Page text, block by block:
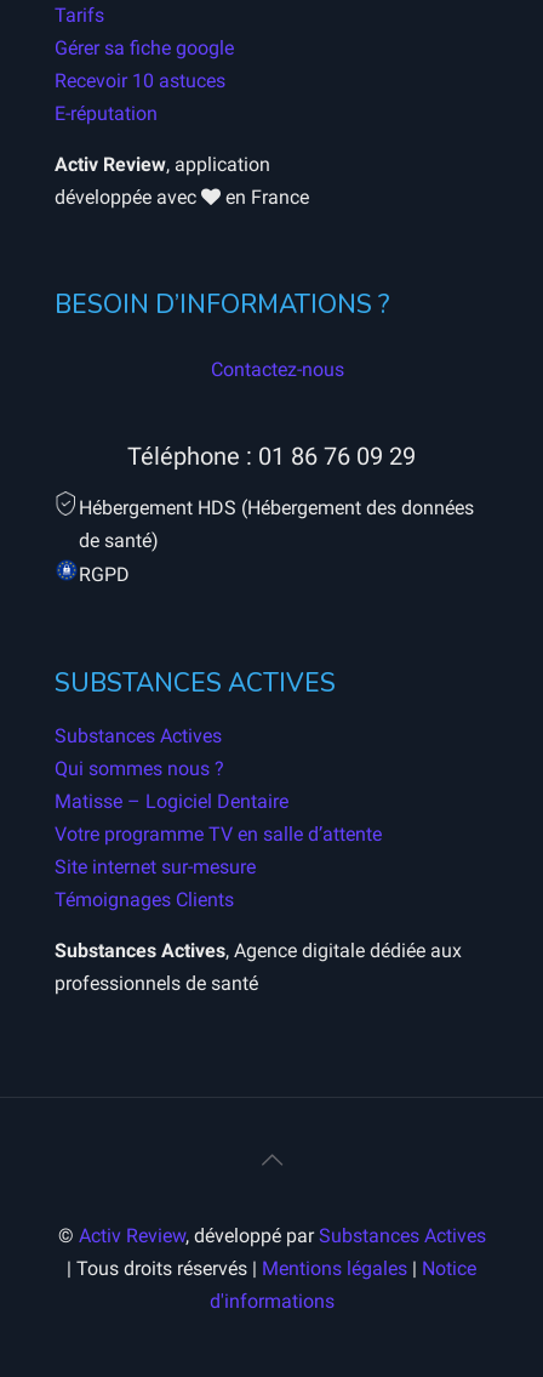
Tarifs
Gérer sa fiche google
Recevoir 10 astuces
E-réputation
Activ Review, application
développée avec
en France
BESOIN D’INFORMATIONS ?
Contactez-nous
Téléphone : 01 86 76 09 29
Hébergement HDS (Hébergement des données
de santé)
RGPD
SUBSTANCES ACTIVES
Substances Actives
Qui sommes nous ?
Matisse – Logiciel Dentaire
Votre programme TV en salle d’attente
Site internet sur-mesure
Témoignages Clients
Substances Actives, Agence digitale dédiée aux
professionnels de santé
© Activ Review, développé parSubstances Actives
| Tous droits réservés | Mentions légales | Notice
d'informations